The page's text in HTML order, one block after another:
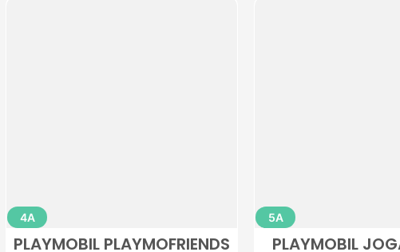
JOGAR MAPA
PLAYMOBIL PRINCESA DA